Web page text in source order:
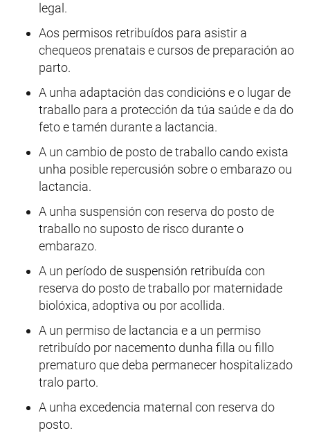
legal.
Aos permisos retribuídos para asistir a
chequeos prenatais e cursos de preparación ao
parto.
A unha adaptación das condicións e o lugar de
traballo para a protección da túa saúde e da do
feto e tamén durante a lactancia.
A un cambio de posto de traballo cando exista
unha posible repercusión sobre o embarazo ou
lactancia.
A unha suspensión con reserva do posto de
traballo no suposto de risco durante o
embarazo.
A un período de suspensión retribuída con
reserva do posto de traballo por maternidade
biolóxica, adoptiva ou por acollida.
A un permiso de lactancia e a un permiso
retribuído por nacemento dunha filla ou fillo
prematuro que deba permanecer hospitalizado
tralo parto.
A unha excedencia maternal con reserva do
posto.